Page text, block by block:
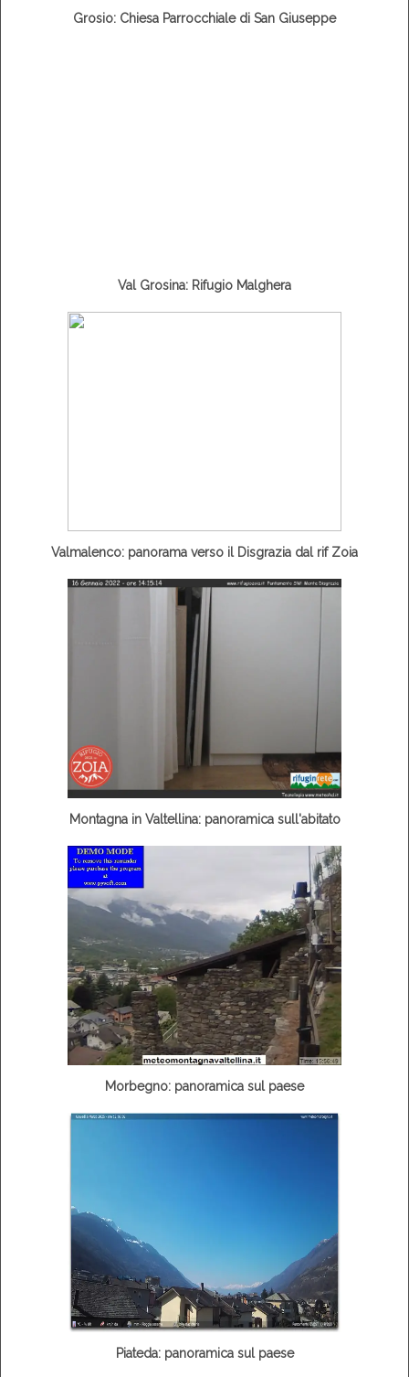
Grosio: Chiesa Parrocchiale di San Giuseppe
Val Grosina: Rifugio Malghera
Valmalenco: panorama verso il Disgrazia dal rif Zoia
Montagna in Valtellina: panoramica sull'abitato
Morbegno: panoramica sul paese
Piateda: panoramica sul paese